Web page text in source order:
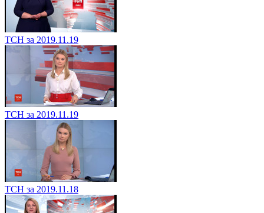
ТСН за 2019.11.19
ТСН за 2019.11.19
ТСН за 2019.11.18